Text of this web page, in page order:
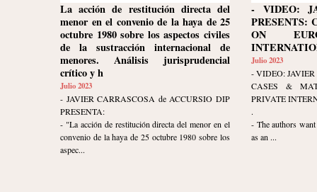
La acción de restitución directa del
menor en el convenio de la haya de 25
octubre 1980 sobre los aspectos civiles
de la sustracción internacional de
menores. Análisis jurisprudencial
crítico y h
Julio 2023
- JAVIER CARRASCOSA de ACCURSIO DIP
PRESENTA:
- "La acción de restitución directa del menor en el
convenio de la haya de 25 octubre 1980 sobre los
aspec...
- VIDEO:
PRESENTS:
ON
Julio 2023
- VIDEO:
CASES &
PRIVATE
.
- The authors
as an ...